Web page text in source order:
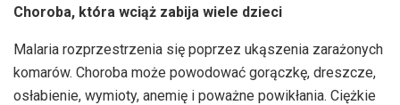
Choroba, która wciąż zabija wiele dzieci
Malaria rozprzestrzenia się poprzez ukąszenia zarażonych
komarów. Choroba może powodować gorączkę, dreszcze,
osłabienie, wymioty, anemię i poważne powikłania. Ciężkie